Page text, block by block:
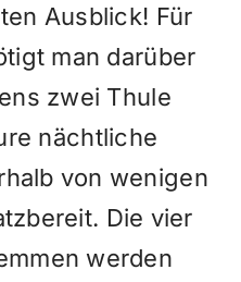
Ausblick! Für
man darüber
zwei Thule
nächtliche
von wenigen
Die vier
werden